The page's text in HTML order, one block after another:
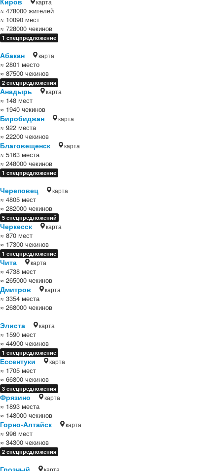
карта
≈ 478000 жителей
≈ 10090 мест
≈ 728000 чекинов
1 спецпредложение
Абакан карта
≈ 2801 место
≈ 87500 чекинов
2 спецпредложения
Анадырь карта
≈ 148 мест
≈ 1940 чекинов
Биробиджан карта
≈ 922 места
≈ 22200 чекинов
Благовещенск карта
≈ 5163 места
≈ 248000 чекинов
1 спецпредложение
Череповец карта
≈ 4805 мест
≈ 282000 чекинов
5 спецпредложений
Черкесск карта
≈ 870 мест
≈ 17300 чекинов
1 спецпредложение
Чита карта
≈ 4738 мест
≈ 265000 чекинов
Дмитров карта
≈ 3354 места
≈ 268000 чекинов
Элиста карта
≈ 1590 мест
≈ 44900 чекинов
1 спецпредложение
Ессентуки карта
≈ 1705 мест
≈ 66800 чекинов
3 спецпредложения
Фрязино карта
≈ 1893 места
≈ 148000 чекинов
Горно-Алтайск карта
≈ 996 мест
≈ 34300 чекинов
2 спецпредложения
Грозный карта